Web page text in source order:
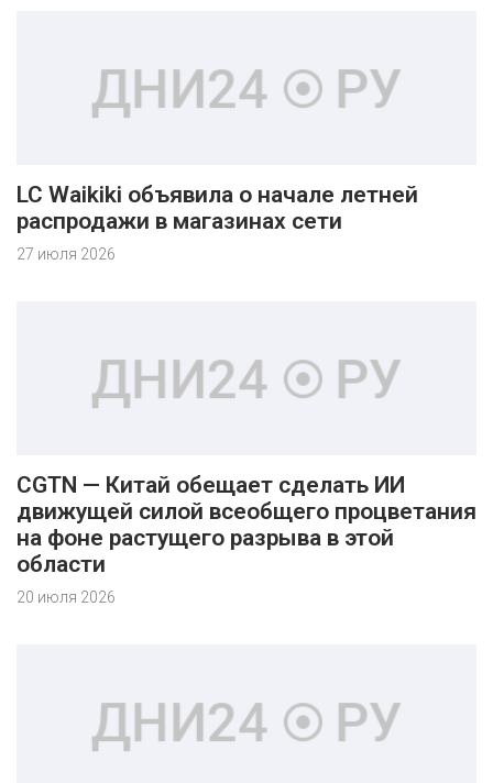
LC Waikiki объявила о начале летней
распродажи в магазинах сети
27 июля 2026
CGTN — Китай обещает сделать ИИ
движущей силой всеобщего процветания
на фоне растущего разрыва в этой
области
20 июля 2026